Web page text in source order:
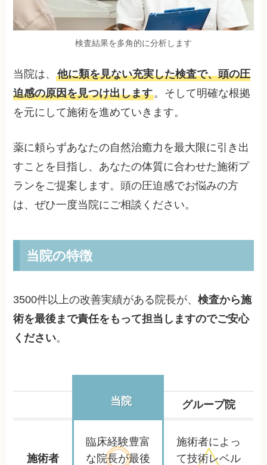
検査結果を多角的に分析します
当院は、他に類を見ない充実した検査で、頭の圧
迫感の原因を見つけ出します。そして明確な根拠
を元にして施術を進めていきます。
薬に頼らずあなたの自然治癒力を最大限に引き出
すことを目指し、あなたの体質に合わせた施術プ
ランをご提案します。頭の圧迫感でお悩みの方
は、ぜひ一度当院にご相談ください。
当院の特徴
3500件以上の改善実績がある院長が、検査から施
術を最後まで責任をもって担当しますのでご安心
ください。
当院 グループ院
施術者
臨床経験豊富
な院長が最後
施術者によっ
て技術レベル